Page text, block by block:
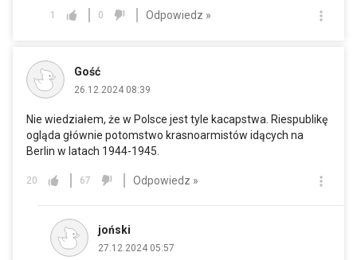
1 0 Odpowiedz »
Gość
26.12.2024 08:39
Nie wiedziałem, że w Polsce jest tyle kacapstwa. Riespublikę
ogląda głównie potomstwo krasnoarmistów idących na
Berlin w latach 1944-1945.
20 67 Odpowiedz »
joński
27.12.2024 05:57